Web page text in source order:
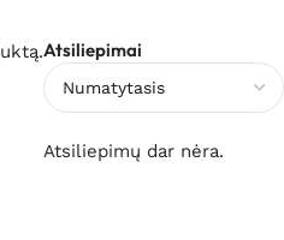
Atsiliepimai
Atsiliepimų dar nėra.